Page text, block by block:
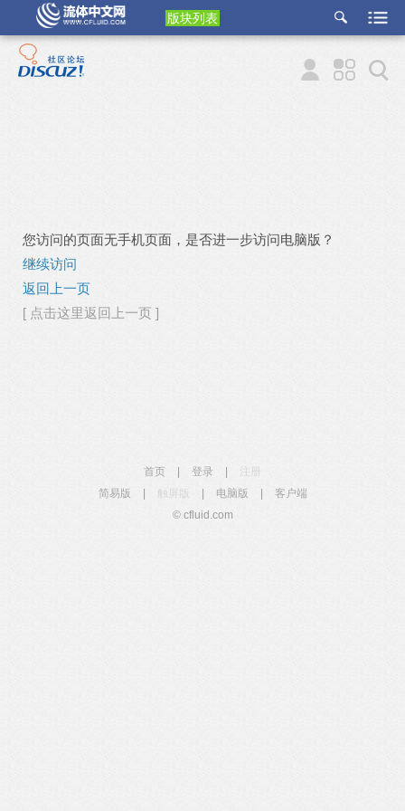
版块列表
etu
p
您访问的页面无手机页面，是否进一步访问电脑版？
继续访问
返回上一页
[ 点击这里返回上一页 ]
首页 登录
简易版
触屏版 电脑版
客户端
© cfluid.com